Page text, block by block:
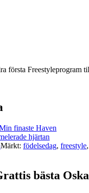
första Freestyleprogram
finaste Haven
hjärtan
Märkt: födelsedag, freestyle,
bästa